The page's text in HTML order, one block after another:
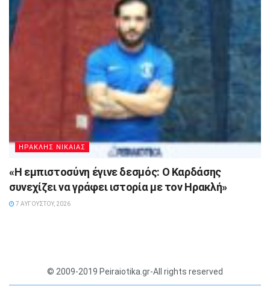
ΗΡΑΚΛΗΣ ΝΙΚΑΙΑΣ
«Η εμπιστοσύνη έγινε δεσμός: Ο Καρδάσης
συνεχίζει να γράφει ιστορία με τον Ηρακλή»
7 ΑΥΓΟΎΣΤΟΥ, 2026
© 2009-2019 Peiraiotika.gr-All rights reserved